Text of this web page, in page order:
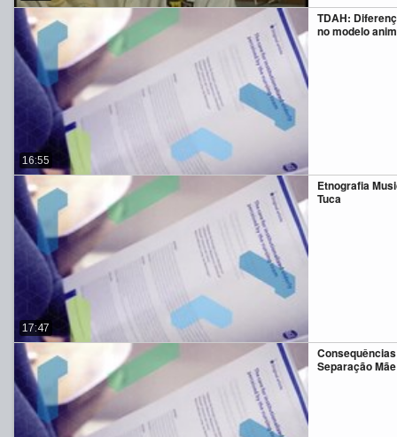
TDAH:
no modelo
16:55
Etnografia
Tuca
17:47
Separação